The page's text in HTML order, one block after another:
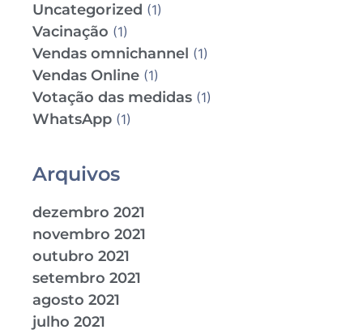
Uncategorized (1)
Vacinação (1)
Vendas omnichannel (1)
Vendas Online (1)
Votação das medidas (1)
WhatsApp (1)
Arquivos
dezembro 2021
novembro 2021
outubro 2021
setembro 2021
agosto 2021
julho 2021